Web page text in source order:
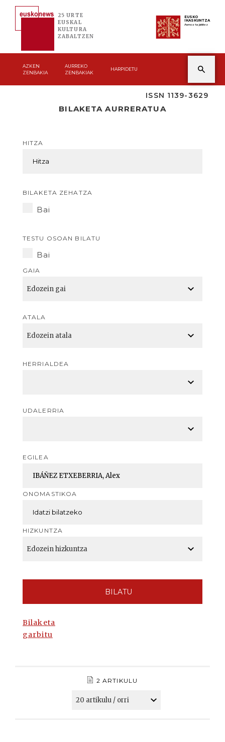
25 URTE
EUSKAL
KULTURA
ZABALTZEN
EUSKO
IKASKUNTZA
Asmoz ta jakitez
AZKEN
ZENBAKIA
AURREKO
ZENBAKIAK
HARPIDETU
ISSN 1139-3629
BILAKETA AURRERATUA
HITZA
BILAKETA ZEHATZA
Bai
TESTU OSOAN BILATU
Bai
GAIA
ATALA
HERRIALDEA
UDALERRIA
EGILEA
ONOMASTIKOA
HIZKUNTZA
BILATU
Bilaketa
garbitu
2 ARTIKULU